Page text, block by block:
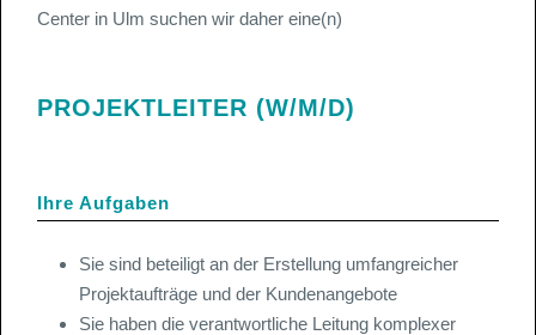
Center in Ulm suchen wir daher eine(n)
PROJEKTLEITER (W/M/D)
Ihre Aufgaben
Sie sind beteiligt an der Erstellung umfangreicher
Projektaufträge und der Kundenangebote
Sie haben die verantwortliche Leitung komplexer